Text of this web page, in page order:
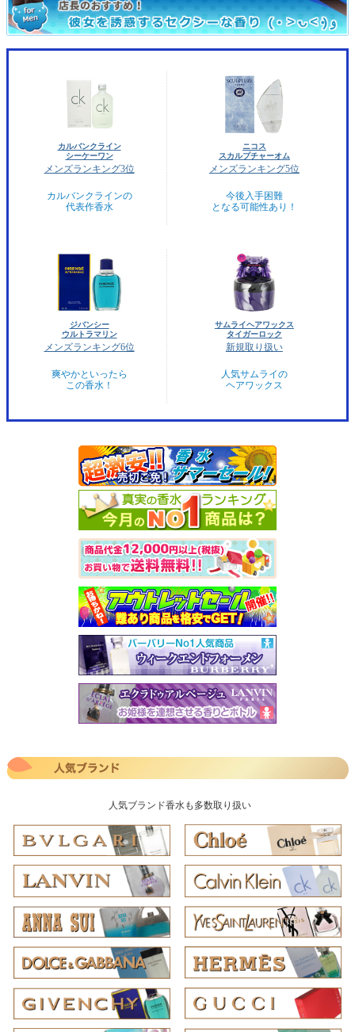
カルバンクライン
シーケーワン
メンズランキング3位
カルバンクラインの
代表作香水
ニコス
スカルプチャーオム
メンズランキング5位
今後入手困難
となる可能性あり！
ジバンシー
ウルトラマリン
メンズランキング6位
爽やかといったら
この香水！
サムライヘアワックス
タイガーロック
新規取り扱い
人気サムライの
ヘアワックス
人気ブランド香水も多数取り扱い